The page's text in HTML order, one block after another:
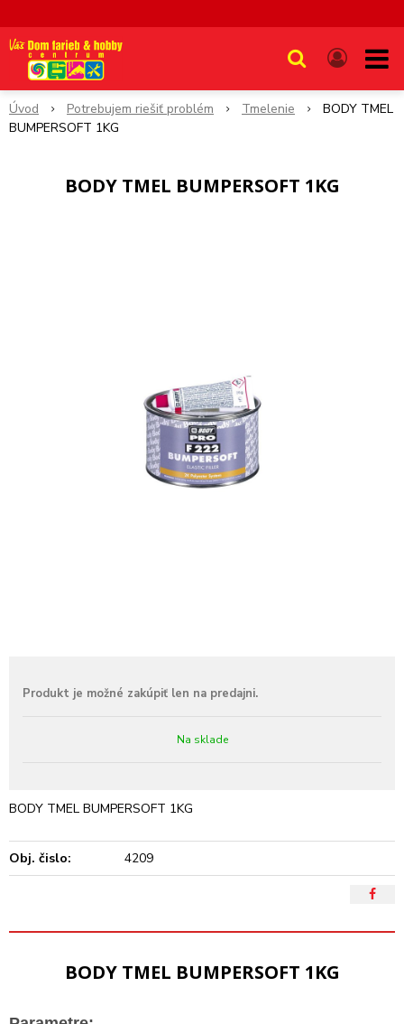
Úvod Potrebujem riešiť problém Tmelenie
BODY TMEL
BUMPERSOFT 1KG
BODY TMEL BUMPERSOFT 1KG
Na sklade
BODY TMEL BUMPERSOFT 1KG
Obj. čislo: 4209
BODY TMEL BUMPERSOFT 1KG